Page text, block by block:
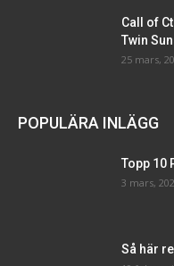
Call of
Twin
25 mars,
POPULÄRA INLÄGG
Topp 10
3 mars,
Så här